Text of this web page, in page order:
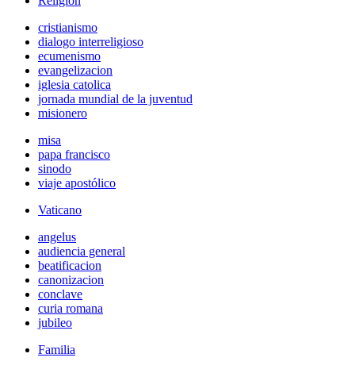
cristianismo
dialogo interreligioso
ecumenismo
evangelizacion
iglesia catolica
jornada mundial de la juventud
misionero
misa
papa francisco
sinodo
viaje apostólico
Vaticano
angelus
audiencia general
beatificacion
canonizacion
conclave
curia romana
jubileo
Familia